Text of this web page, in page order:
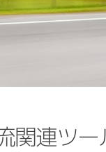
関連ツー